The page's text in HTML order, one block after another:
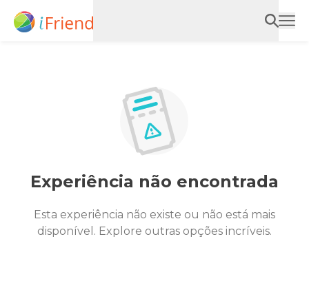
Experiência não encontrada
Esta experiência não existe ou não está mais
disponível. Explore outras opções incríveis.